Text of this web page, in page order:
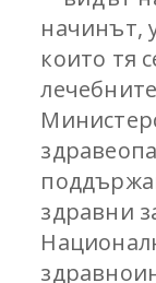
начинът,
които тя
здравни